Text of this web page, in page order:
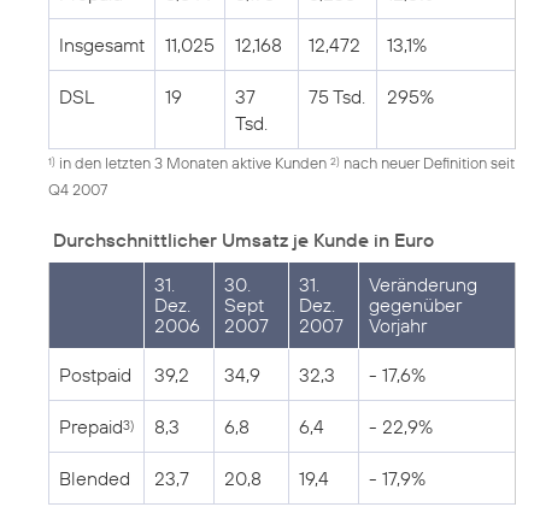
Insgesamt 11,025 12,168 12,472 13,1%
DSL 19
37
Tsd.
75 Tsd. 295%
1) in den letzten 3 Monaten aktive Kunden 2) nach neuer Definition seit
Q4 2007
Durchschnittlicher Umsatz je Kunde in Euro
31.
Dez.
2006
30.
Sept
2007
31.
Dez.
2007
Veränderung
gegenüber
Vorjahr
Postpaid 39,2 34,9 32,3 - 17,6%
Prepaid3) 8,3 6,8 6,4 - 22,9%
Blended 23,7 20,8 19,4 - 17,9%